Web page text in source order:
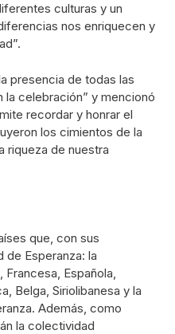
culturas y un
nos enriquecen y
presencia de todas las
celebración” y mencionó
recordar y honrar el
los cimientos de la
riqueza de nuestra
que, con sus
de Esperanza: la
Española,
Belga, Siriolibanesa y la
Además, como
la colectividad